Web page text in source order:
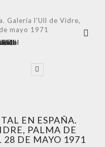
EN ESPAÑA.
PALMA DE
28 DE MAYO 1971